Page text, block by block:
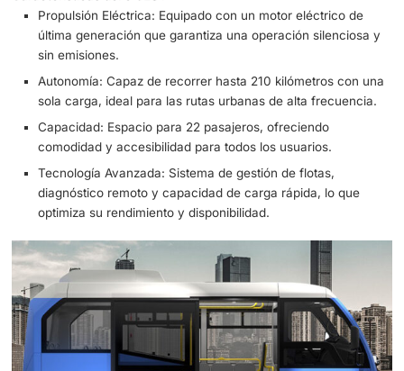
conocidos por su eficiencia energética, maniobrabilidad
entornos urbanos y cero emisiones, prestarán su
compactos y ágiles para sus estrechas calles.
Características del e-JEST:
Propulsión Eléctrica: Equipado con un motor
última generación que garantiza una operación
sin emisiones.
sola carga, ideal para las rutas urbanas de alta
Capacidad: Espacio para 22 pasajeros, ofreciendo
comodidad y accesibilidad para todos los usuarios.
Tecnología Avanzada: Sistema de gestión de flotas,
diagnóstico remoto y capacidad de carga rápida, lo